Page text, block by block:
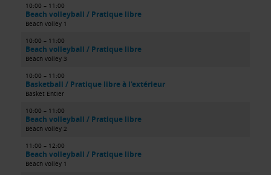
10:00 – 11:00
Beach volleyball / Pratique libre
Beach volley 1
10:00 – 11:00
Beach volleyball / Pratique libre
Beach volley 3
10:00 – 11:00
Basketball / Pratique libre à l'extérieur
Basket Entier
10:00 – 11:00
Beach volleyball / Pratique libre
Beach volley 2
11:00 – 12:00
Beach volleyball / Pratique libre
Beach volley 1